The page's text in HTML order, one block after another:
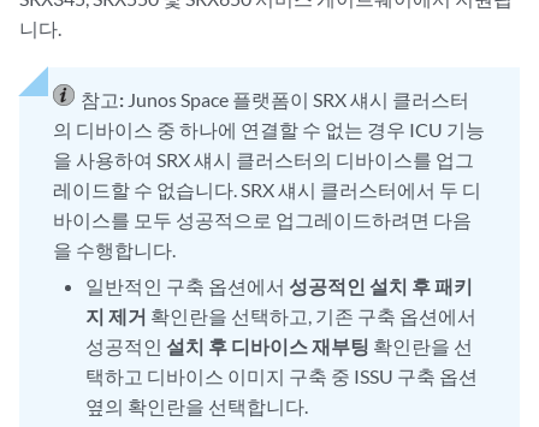
니다.
참고: Junos Space 플랫폼이 SRX 섀시 클러스터
의 디바이스 중 하나에 연결할 수 없는 경우 ICU 기능
을 사용하여 SRX 섀시 클러스터의 디바이스를 업그
레이드할 수 없습니다. SRX 섀시 클러스터에서 두 디
바이스를 모두 성공적으로 업그레이드하려면 다음
을 수행합니다.
일반적인 구축 옵션에서 성공적인 설치 후 패키
지 제거 확인란을 선택하고, 기존 구축 옵션에서
성공적인설치 후 디바이스 재부팅 확인란을 선
택하고 디바이스 이미지 구축 중 ISSU 구축 옵션
옆의 확인란을 선택합니다.